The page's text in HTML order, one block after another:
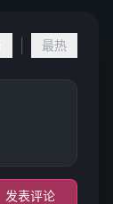
最热
发表评论